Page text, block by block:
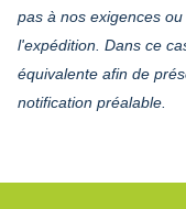
pas à nos exigences
l'expédition. Dans ce
équivalente afin de
notification préalable.